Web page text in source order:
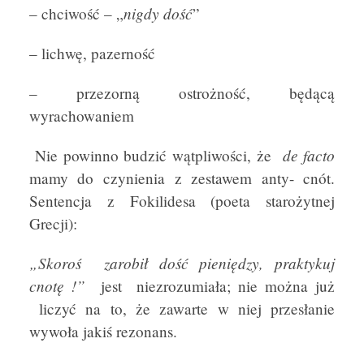
– chciwość – „nigdy dość”
– lichwę, pazerność
– przezorną ostrożność, będącą
wyrachowaniem
Nie powinno budzić wątpliwości, że de facto
mamy do czynienia z zestawem anty- cnót.
Sentencja z Fokilidesa (poeta starożytnej
Grecji):
„Skoroś
zarobił dość pieniędzy, praktykuj
cnotę !” jest niezrozumiała; nie można już
liczyć na to, że zawarte w niej przesłanie
wywoła jakiś rezonans.